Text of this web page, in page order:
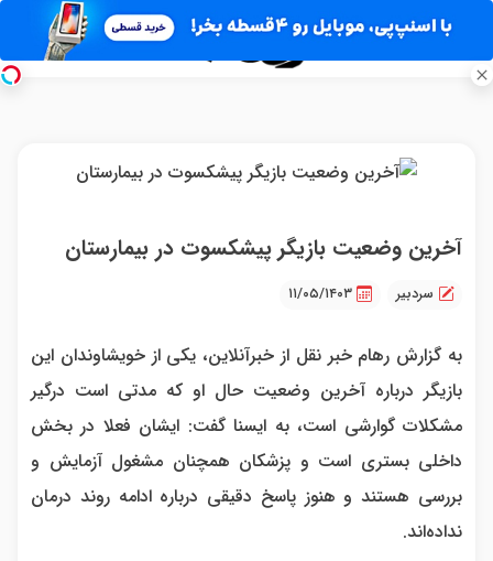
آخرین وضعیت بازیگر پیشکسوت در بیمارستان
سردبیر ۱۱/۰۵/۱۴۰۳
به گزارش رهام خبر نقل از خبرآنلاین، یکی از خویشاوندان این
بازیگر درباره آخرین وضعیت حال او که مدتی است درگیر
مشکلات گوارشی است، به ایسنا گفت: ایشان فعلا در بخش
داخلی بستری است و پزشکان همچنان مشغول آزمایش و
بررسی هستند و هنوز پاسخ دقیقی درباره ادامه روند درمان
نداده‌اند.